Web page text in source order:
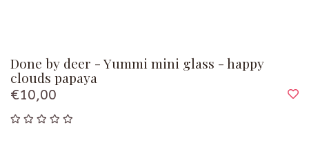
Done by deer - Yummi mini glass - happy
clouds papaya
€10,00